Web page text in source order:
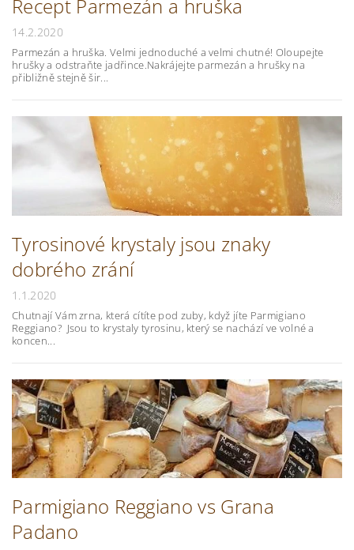
Recept Parmezán a hruška
14.2.2020
Parmezán a hruška. Velmi jednoduché a velmi chutné! Oloupejte
hrušky a odstraňte jadřince.Nakrájejte parmezán a hrušky na
přibližně stejně šir...
Tyrosinové krystaly jsou znaky
dobrého zrání
1.1.2020
Chutnají Vám zrna, která cítíte pod zuby, když jíte Parmigiano
Reggiano? Jsou to krystaly tyrosinu, který se nachází ve volné a
koncen...
Parmigiano Reggiano vs Grana
Padano